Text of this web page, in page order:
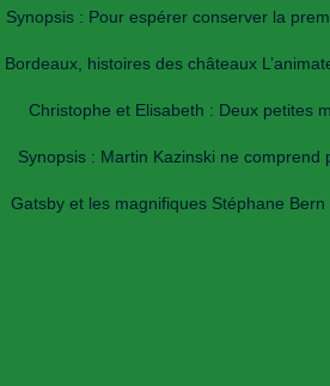
Synopsis : Pour espérer conserver la
Bordeaux, histoires des châteaux
Christophe et Elisabeth : Deux petites
Synopsis : Martin Kazinski ne
Gatsby et les magnifiques Stéphane